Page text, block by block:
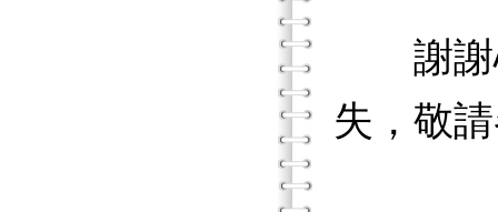
謝謝心
失，敬